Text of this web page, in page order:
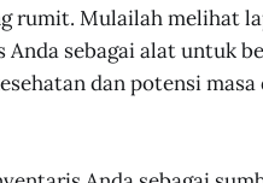
rumit. Mulailah melihat
Anda sebagai alat untuk
dan potensi masa